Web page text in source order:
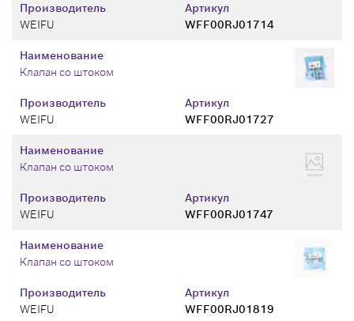
Производитель
WEIFU
Артикул
WFF00RJ01714
Производитель
WEIFU
Артикул
WFF00RJ01727
Наименование
Клапан со штоком
Производитель
WEIFU
Артикул
WFF00RJ01747
Наименование
Клапан со штоком
Производитель
WEIFU
Артикул
WFF00RJ01819
Наименование
Клапан со штоком